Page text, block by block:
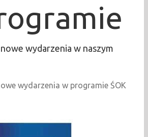
wydarzenia w naszym
wydarzenia w programie ŚOK